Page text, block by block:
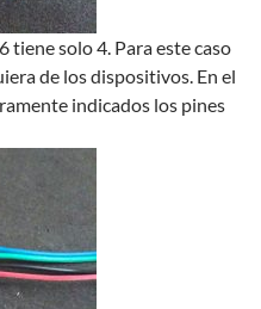
tiene solo 4. Para este caso
de los dispositivos. En el
indicados los pines